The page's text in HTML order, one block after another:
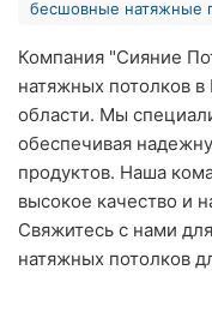
Житомир
Тернополь
Ровно
бесшовные натяжные
Компания "Сияние
натяжных потолков
области. Мы
обеспечивая
продуктов. Наша
высокое качество и
Свяжитесь с нами
натяжных потолков